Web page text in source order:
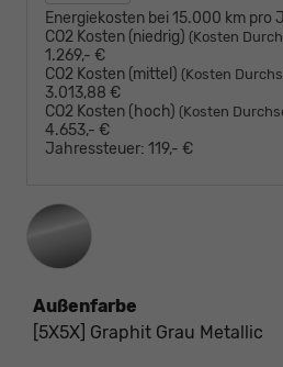
Energiekosten bei 15.000 km pro
CO2 Kosten (niedrig) (Kosten
1.269,- €
CO2 Kosten (mittel) (Kosten
3.013,88 €
CO2 Kosten (hoch) (Kosten
4.653,- €
Jahressteuer: 119,- €
Außenfarbe
[5X5X] Graphit Grau Metallic